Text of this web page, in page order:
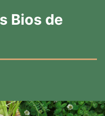
Bios de